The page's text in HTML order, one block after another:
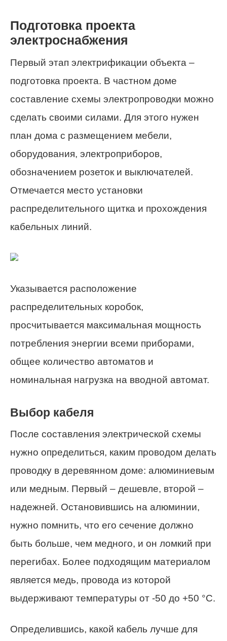
Подготовка проекта
электроснабжения
Первый этап электрификации объекта –
подготовка проекта. В частном доме
составление схемы электропроводки можно
сделать своими силами. Для этого нужен
план дома с размещением мебели,
оборудования, электроприборов,
обозначением розеток и выключателей.
Отмечается место установки
распределительного щитка и прохождения
кабельных линий.
Указывается расположение
распределительных коробок,
просчитывается максимальная мощность
потребления энергии всеми приборами,
общее количество автоматов и
номинальная нагрузка на вводной автомат.
Выбор кабеля
После составления электрической схемы
нужно определиться, каким проводом делать
проводку в деревянном доме: алюминиевым
или медным. Первый – дешевле, второй –
надежней. Остановившись на алюминии,
нужно помнить, что его сечение должно
быть больше, чем медного, и он ломкий при
перегибах. Более подходящим материалом
является медь, провода из которой
выдерживают температуры от -50 до +50 °С.
Определившись, какой кабель лучше для